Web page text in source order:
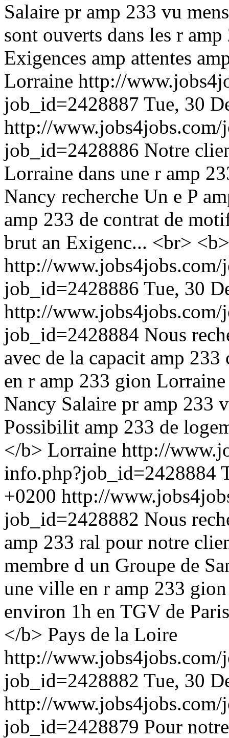
Salaire pr amp 233 vu
sont ouverts dans les r
Exigences amp attentes
Lorraine http://
job_id=2428887 Tue, 30
http://www.jobs4jobs.com/
job_id=2428886 Notre
Lorraine dans une r amp
Nancy recherche Un e P
amp 233 de contrat de
brut an Exigenc... <br>
http://www.jobs4jobs.com/
job_id=2428886 Tue, 30
http://www.jobs4jobs.com/
job_id=2428884 Nous
avec de la capacit amp
en r amp 233 gion
Nancy Salaire pr amp 233
Possibilit amp 233 de
</b> Lorraine http://
info.php?job_id=2428884
+0200 http://
job_id=2428882 Nous
amp 233 ral pour notre
membre d un Groupe de
une ville en r amp 233
environ 1h en TGV de
</b> Pays de la Loire
http://www.jobs4jobs.com/
job_id=2428882 Tue, 30
http://www.jobs4jobs.com/
job_id=2428879 Pour